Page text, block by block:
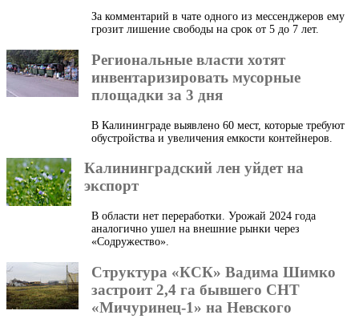
За комментарий в чате одного из мессенджеров ему
грозит лишение свободы на срок от 5 до 7 лет.
Региональные власти хотят
инвентаризировать мусорные
площадки за 3 дня
В Калининграде выявлено 60 мест, которые требуют
обустройства и увеличения емкости контейнеров.
Калининградский лен уйдет на
экспорт
В области нет переработки. Урожай 2024 года
аналогично ушел на внешние рынки через
«Содружество».
Структура «КСК» Вадима Шимко
застроит 2,4 га бывшего СНТ
«Мичуринец-1» на Невского